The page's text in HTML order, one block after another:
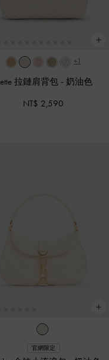
+1
拉鏈肩背包 - 奶油色
NT$ 2,590
官網限定